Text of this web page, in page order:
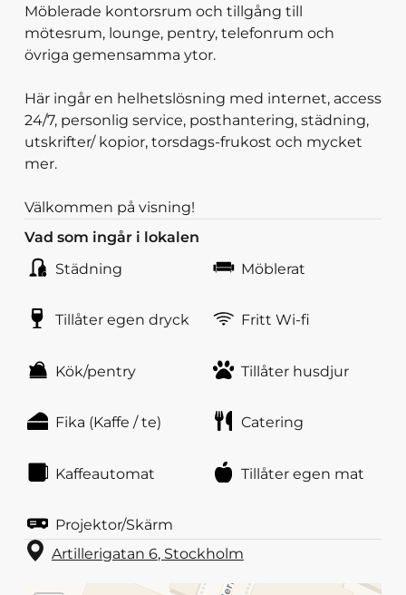
Möblerade kontorsrum och tillgång till
mötesrum, lounge, pentry, telefonrum och
övriga gemensamma ytor.
Här ingår en helhetslösning med internet, access
24/7, personlig service, posthantering, städning,
utskrifter/ kopior, torsdags-frukost och mycket
mer.
Välkommen på visning!
Vad som ingår i lokalen
Städning
Möblerat
Tillåter egen dryck Fritt Wi-fi
Kök/pentry Tillåter husdjur
Fika (Kaffe / te) Catering
Kaffeautomat Tillåter egen mat
Projektor/Skärm
Artillerigatan 6, Stockholm